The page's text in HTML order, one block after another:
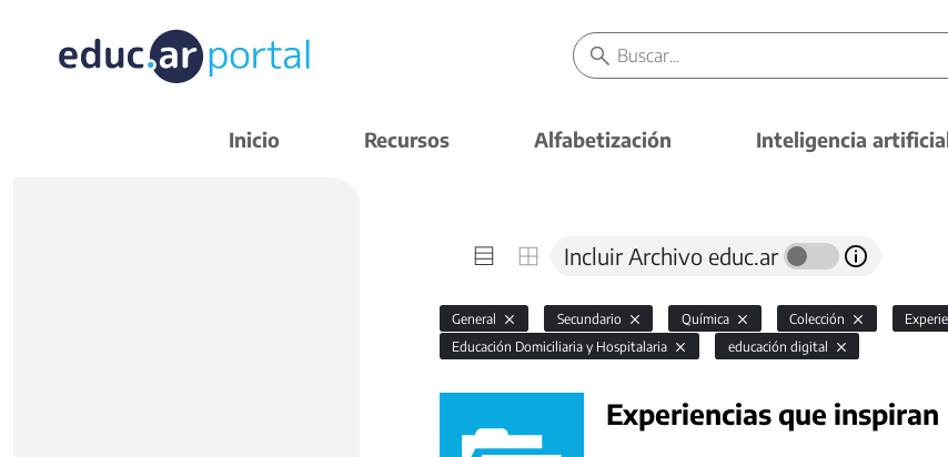
Inicio Recursos Alfabetización Inteligencia
Incluir Archivo educ.ar
General Secundario Química Colección
Educación Domiciliaria y Hospitalaria
educación digital
Experiencias que inspiran